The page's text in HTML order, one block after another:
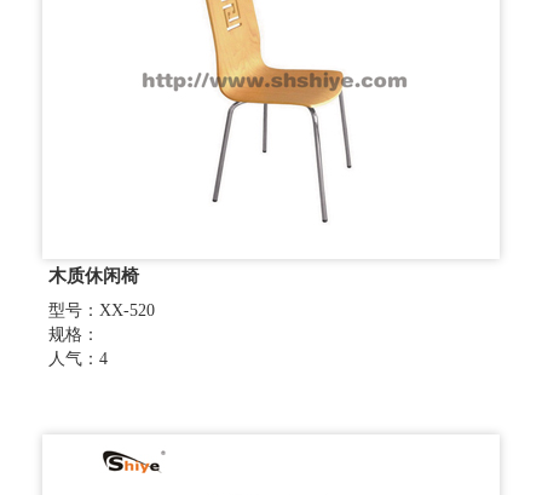
木质休闲椅
型号：XX-520
规格：
人气：4